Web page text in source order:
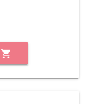
shopping_cart